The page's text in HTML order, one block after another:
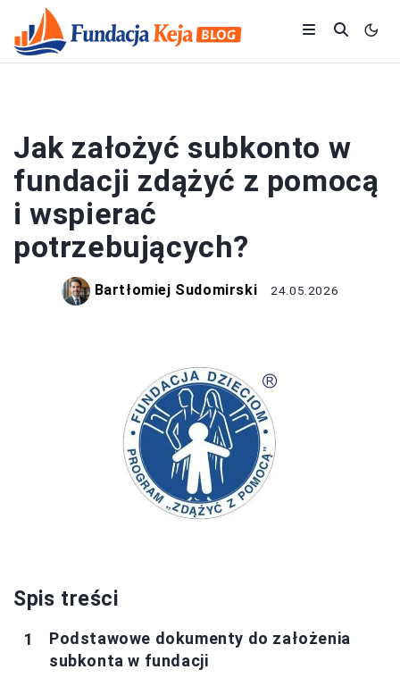
Jak założyć subkonto w
fundacji zdążyć z pomocą
i wspierać
potrzebujących?
Bartłomiej Sudomirski 24.05.2026
Spis treści
Podstawowe dokumenty do założenia
subkonta w fundacji